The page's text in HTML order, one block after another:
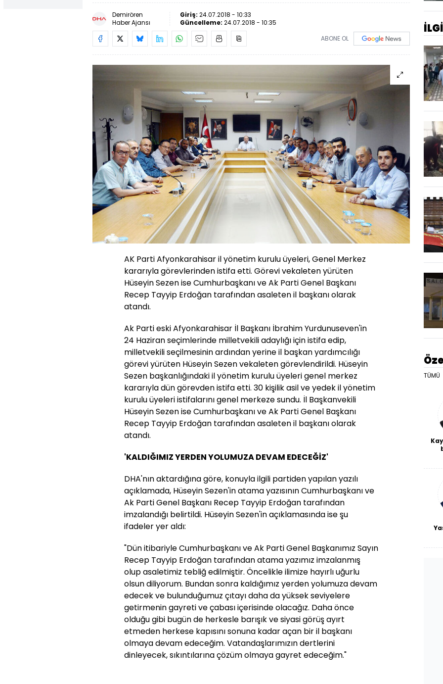
Demirören
Haber Ajansı
Giriş: 24.07.2018 - 10:33
Güncelleme: 24.07.2018 - 10:35
ABONE OL
AK Parti Afyonkarahisar il yönetim kurulu üyeleri, Genel Merkez
kararıyla görevlerinden istifa etti. Görevi vekaleten yürüten
Hüseyin Sezen ise Cumhurbaşkanı ve Ak Parti Genel Başkanı
Recep Tayyip Erdoğan tarafından asaleten il başkanı olarak
atandı.
Ak Parti eski Afyonkarahisar İl Başkanı İbrahim Yurdunuseven'in
24 Haziran seçimlerinde milletvekili adaylığı için istifa edip,
milletvekili seçilmesinin ardından yerine il başkan yardımcılığı
görevi yürüten Hüseyin Sezen vekaleten görevlendirildi. Hüseyin
Sezen başkanlığındaki il yönetim kurulu üyeleri genel merkez
kararıyla dün görevden istifa etti. 30 kişilik asil ve yedek il yönetim
kurulu üyeleri istifalarını genel merkeze sundu. İl Başkanvekili
Hüseyin Sezen ise Cumhurbaşkanı ve Ak Parti Genel Başkanı
Recep Tayyip Erdoğan tarafından asaleten il başkanı olarak
atandı.
'KALDIĞIMIZ YERDEN YOLUMUZA DEVAM EDECEĞİZ'
DHA'nın aktardığına göre, konuyla ilgili partiden yapılan yazılı
açıklamada, Hüseyin Sezen'in atama yazısının Cumhurbaşkanı ve
Ak Parti Genel Başkanı Recep Tayyip Erdoğan tarafından
imzalandığı belirtildi. Hüseyin Sezen'in açıklamasında ise şu
ifadeler yer aldı:
"Dün itibariyle Cumhurbaşkanı ve Ak Parti Genel Başkanımız Sayın
Recep Tayyip Erdoğan tarafından atama yazımız imzalanmış
olup asaletimiz tebliğ edilmiştir. Öncelikle ilimize hayırlı uğurlu
olsun diliyorum. Bundan sonra kaldığımız yerden yolumuza devam
edecek ve bulunduğumuz çıtayı daha da yüksek seviyelere
getirmenin gayreti ve çabası içerisinde olacağız. Daha önce
olduğu gibi bugün de herkesle barışık ve siyasi görüş ayırt
etmeden herkese kapısını sonuna kadar açan bir il başkanı
olmaya devam edeceğim. Vatandaşlarımızın dertlerini
dinleyecek, sıkıntılarına çözüm olmaya gayret edeceğim."
TÜMÜ